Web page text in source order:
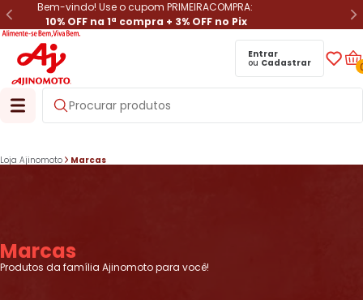
Bem-vindo! Use o cupom PRIMEIRACOMPRA:
10% OFF na 1ª compra + 3% OFF no Pix
Entrar
ou Cadastrar
Loja Ajinomoto Marcas
Marcas
Produtos da família Ajinomoto para você!